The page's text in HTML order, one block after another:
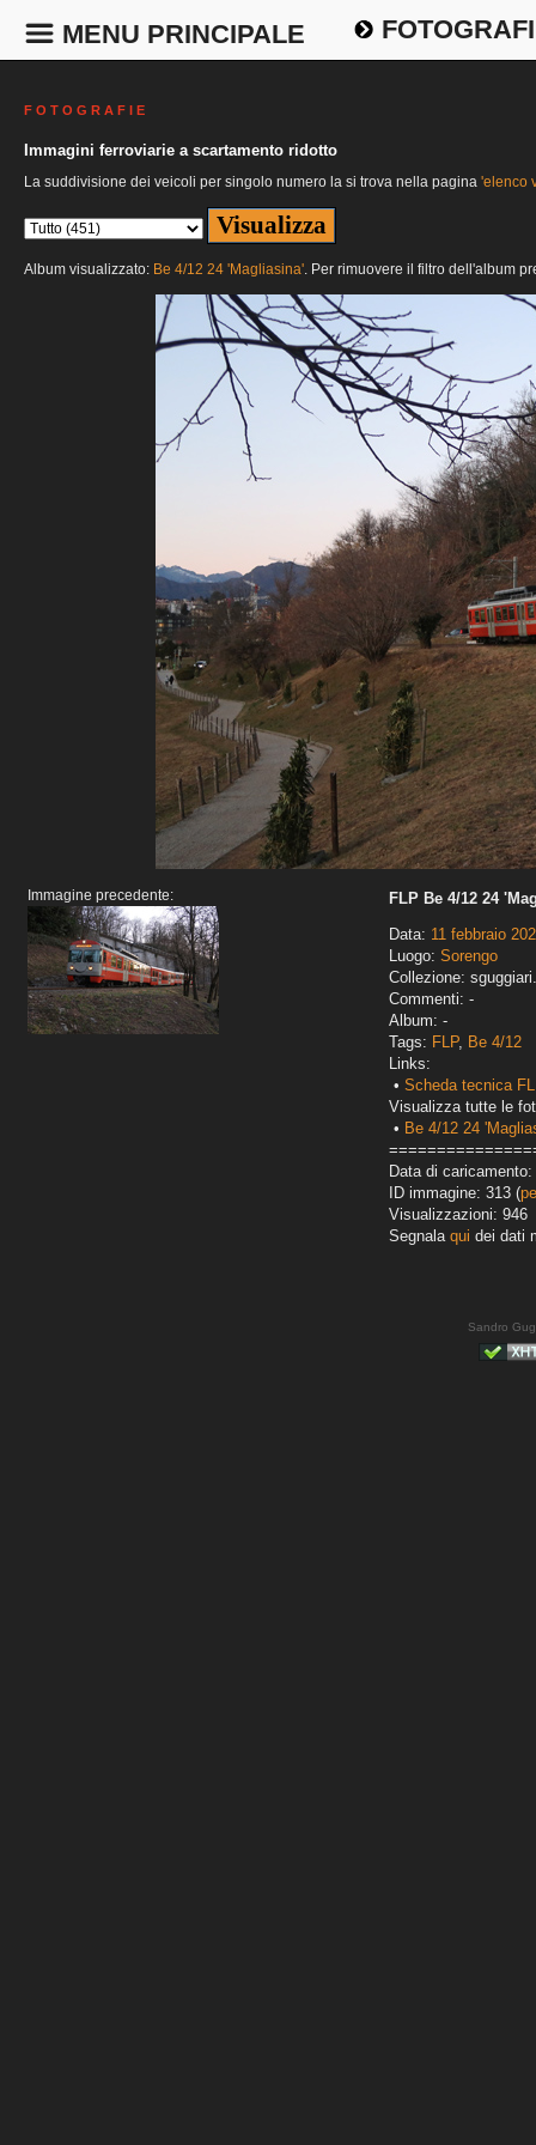
MENU PRINCIPALE
F O T O G R A F I E
Immagini ferroviarie a scartamento ridotto
La suddivisione dei veicoli per singolo numero la si trova nella pagina 'elenco
Album visualizzato: Be 4/12 24 'Magliasina'. Per rimuovere il filtro dell'album
Immagine precedente:
FLP Be 4/12 24
Data: 11 febbraio
Luogo: Sorengo
Collezione:
Commenti: -
Album: -
Tags: FLP, Be 4/12
Links:
• Scheda tecnica
Visualizza tutte le
• Be 4/12 24
Data di
ID immagine: 313 (
Visualizzazioni: 946
Segnala qui dei dati
Sandro